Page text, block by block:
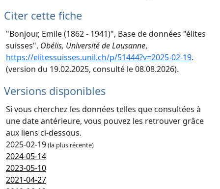
Citer cette fiche
"Bonjour, Emile (1862 - 1941)", Base de données "élites
suisses", Obélis, Université de Lausanne,
https://elitessuisses.unil.ch/p/51444?v=2025-02-19.
(version du 19.02.2025, consulté le 08.08.2026).
Versions disponibles
Si vous cherchez les données telles que consultées à
une date antérieure, vous pouvez les retrouver grâce
aux liens ci-dessous.
2025-02-19(la plus récente)
2024-05-14
2023-05-10
2021-04-27